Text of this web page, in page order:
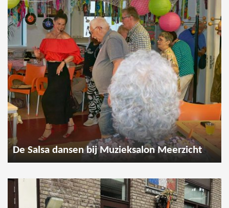
De Salsa dansen bij Muzieksalon Meerzicht